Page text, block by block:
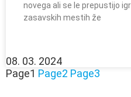
novega ali se le prepustijo
zasavskih mestih že
08. 03. 2024
Page1 Page2 Page3